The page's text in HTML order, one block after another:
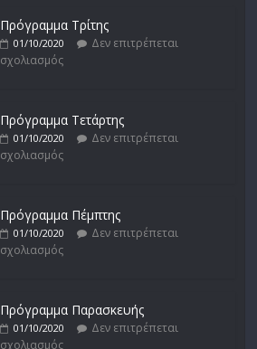
Πρόγραμμα Τρίτης
01/10/2020
Δεν επιτρέπεται
σχολιασμός
Πρόγραμμα Τετάρτης
01/10/2020
Δεν επιτρέπεται
σχολιασμός
Πρόγραμμα Πέμπτης
01/10/2020
Δεν επιτρέπεται
σχολιασμός
Πρόγραμμα Παρασκευής
01/10/2020
Δεν επιτρέπεται
σχολιασμός